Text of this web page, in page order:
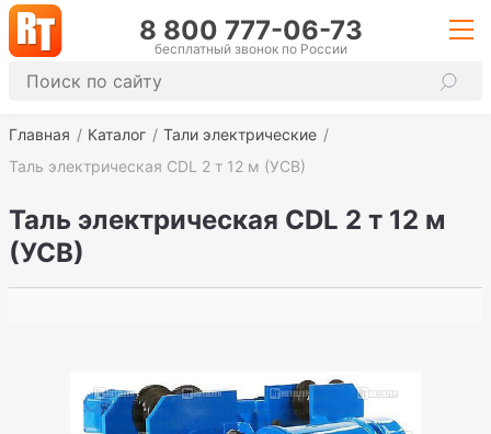
8 800 777-06-73
бесплатный звонок по России
Главная Каталог
Тали электрические
Таль электрическая CDL 2 т 12 м (УСВ)
Таль электрическая CDL 2 т 12 м
(УСВ)